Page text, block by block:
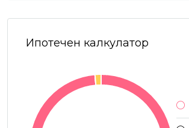
Ипотечен калкулатор